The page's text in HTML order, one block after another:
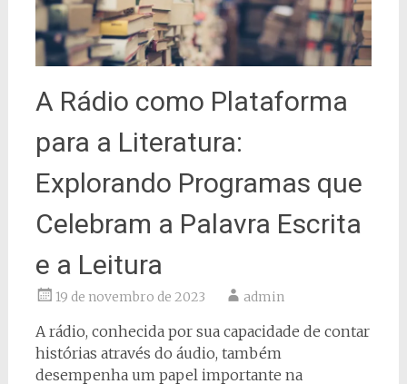
A Rádio como Plataforma
para a Literatura:
Explorando Programas que
Celebram a Palavra Escrita
e a Leitura
19 de novembro de 2023 admin
A rádio, conhecida por sua capacidade de contar
histórias através do áudio, também
desempenha um papel importante na